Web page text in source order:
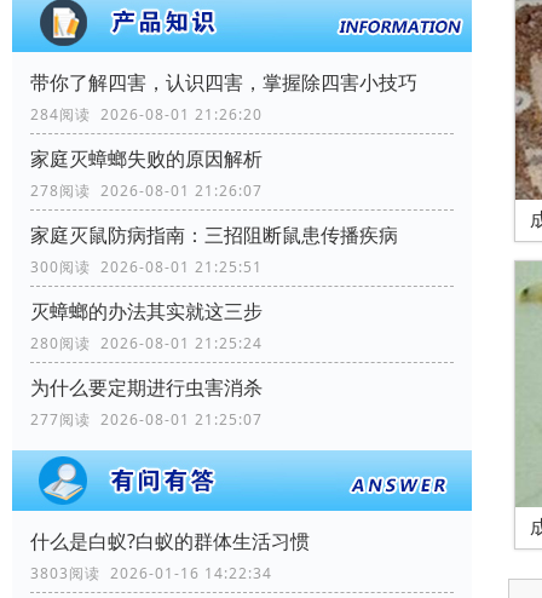
带你了解四害，认识四害，掌握除四害小技巧
284阅读 2026-08-01 21:26:20
家庭灭蟑螂失败的原因解析
278阅读 2026-08-01 21:26:07
家庭灭鼠防病指南：三招阻断鼠患传播疾病
300阅读 2026-08-01 21:25:51
灭蟑螂的办法其实就这三步
280阅读 2026-08-01 21:25:24
为什么要定期进行虫害消杀
277阅读 2026-08-01 21:25:07
什么是白蚁?白蚁的群体生活习惯
3803阅读 2026-01-16 14:22:34